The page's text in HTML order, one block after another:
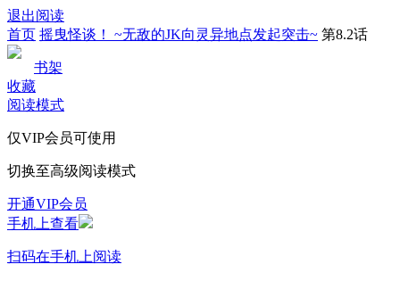
退出阅读
首页 摇曳怪谈！ ~无敌的JK向灵异地点发起突击~ 第8.2话
书架
收藏
阅读模式
仅VIP会员可使用
切换至高级阅读模式
开通VIP会员
手机上查看
扫码在手机上阅读